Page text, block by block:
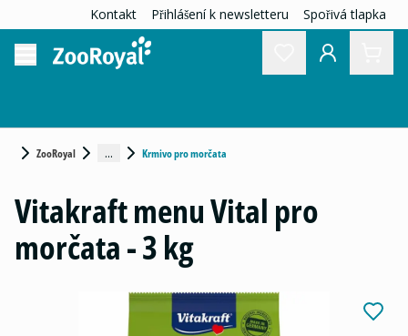
Kontakt Přihlášení k newsletteru Spořivá tlapka
ZooRoyal ... Krmivo pro morčata
Vitakraft menu Vital pro
morčata - 3 kg